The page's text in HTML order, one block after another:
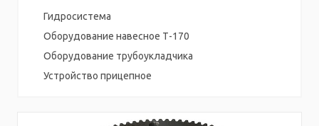
Гидросистема
Оборудование навесное Т-170
Оборудование трубоукладчика
Устройство прицепное